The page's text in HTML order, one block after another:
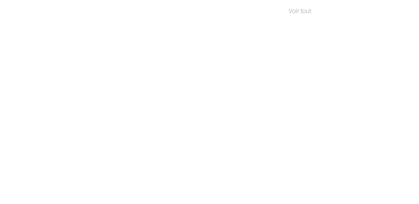
Voir tout